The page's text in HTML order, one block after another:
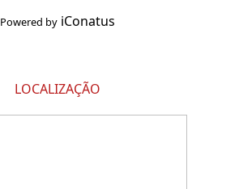
Powered by iConatus
LOCALIZAÇÃO